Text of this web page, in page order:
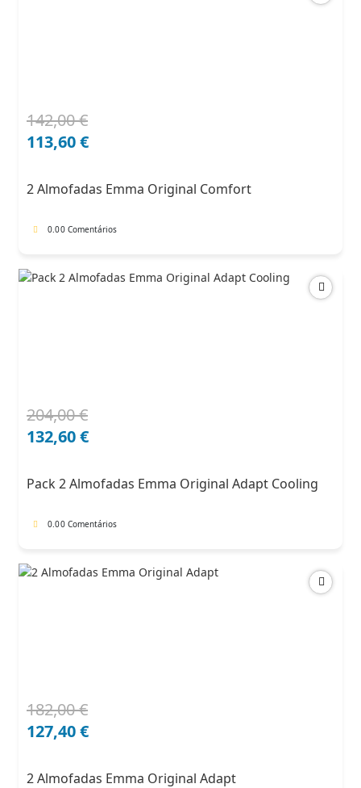
142,00€
O
preço
142,00 €.
113,60€
O
preço
113,60 €.
2 Almofadas Emma Original Comfort
0.00 Comentários
204,00€
O
preço
204,00 €.
132,60€
O
preço
132,60 €.
Pack 2 Almofadas Emma Original Adapt Cooling
0.00 Comentários
182,00€
O
preço
182,00 €.
127,40€
O
preço
127,40 €.
2 Almofadas Emma Original Adapt